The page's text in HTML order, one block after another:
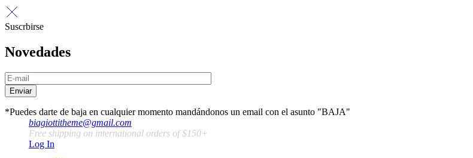
Suscrbirse
Novedades
Enviar
*Puedes darte de baja en cualquier momento mandándonos un email con el asunto "BAJA"
biagiottitheme@gmail.com
Free shipping on international orders of $150+
Log In